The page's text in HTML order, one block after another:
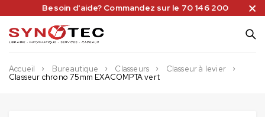
Besoin d'aide? Commandez sur le 70 146 200
Accueil Bureautique Classeurs
Classeur à levier
Classeur chrono 75mm EXACOMPTA vert